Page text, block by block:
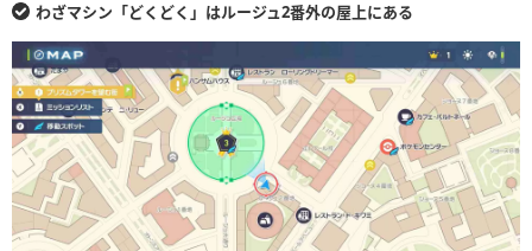
わざマシン「どくどく」はルージュ2番外の屋上にある